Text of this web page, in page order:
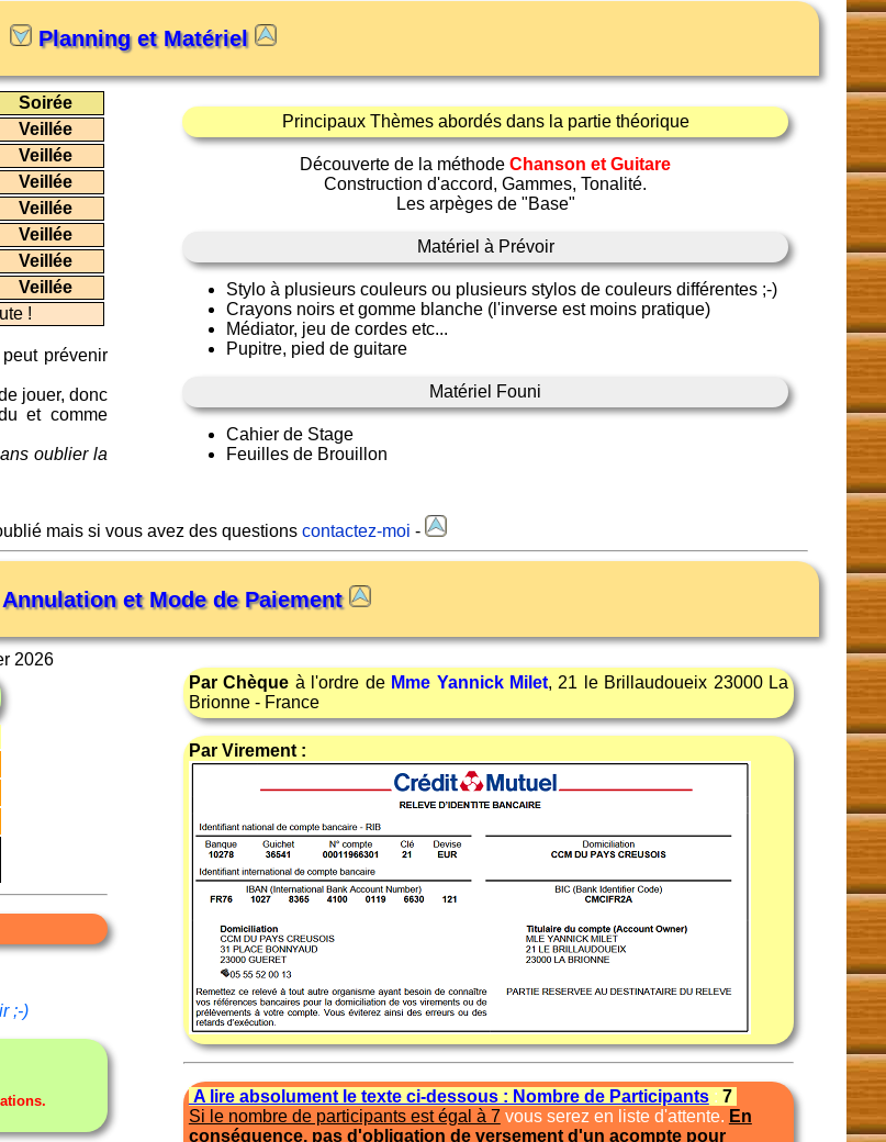
Planning et Matériel
Soirée
Veillée
Veillée
Veillée
Veillée
Veillée
Veillée
Veillée
!
prévenir
jouer, donc
et comme
oublier la
Principaux Thèmes abordés dans la partie théorique
Découverte de la méthodeChanson et Guitare
Construction d'accord, Gammes, Tonalité.
Les arpèges de "Base"
Matériel à Prévoir
Stylo à plusieurs couleurs ou plusieurs stylos de couleurs différentes ;-)
Crayons noirs et gomme blanche (l'inverse est moins pratique)
Médiator, jeu de cordes etc...
Pupitre, pied de guitare
Matériel Founi
Cahier de Stage
Feuilles de Brouillon
mais si vous avez des questionscontactez-moi -
et Mode de Paiement
2026
;-)
Par Chèque à l'ordre de Mme Yannick Milet, 21 le Brillaudoueix 23000 La
Brionne - France
Par Virement :
A lire absolument le texte ci-dessous : Nombre de Participants: 7
Si le nombre de participants est égal à 7vous serez en liste d'attente. En
conséquence, pas d'obligation de versement d'un acompte pour